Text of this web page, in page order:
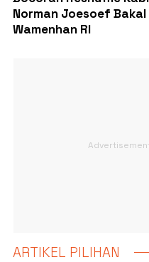
Norman Joesoef
Wamenhan RI
ARTIKEL PILIHAN